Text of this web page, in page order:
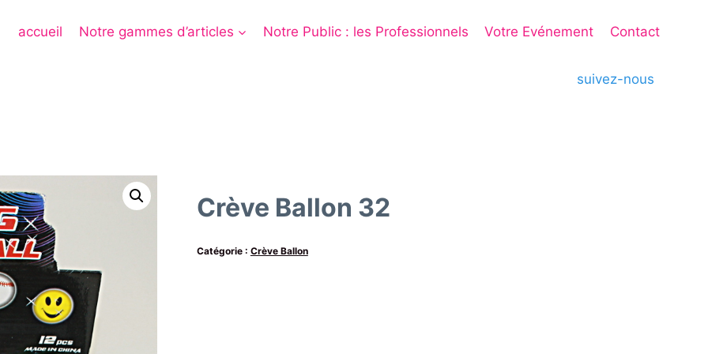
accueil Notre gammes d’articles Notre Public : les Professionnels Votre Evénement Contact
suivez-nous
Crève Ballon 32
Catégorie : Crève Ballon